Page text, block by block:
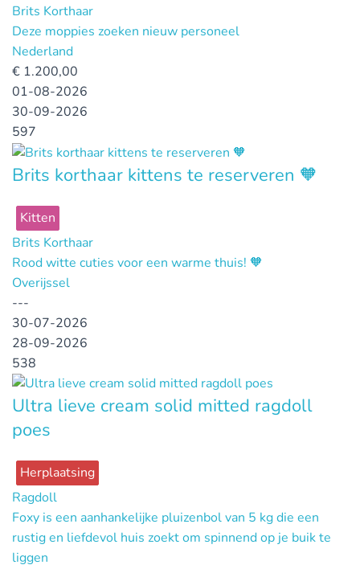
Brits Korthaar
Deze moppies zoeken nieuw personeel
Nederland
€ 1.200,00
01-08-2026
30-09-2026
597
Brits korthaar kittens te reserveren 🧡
Kitten
Brits Korthaar
Rood witte cuties voor een warme thuis! 🧡
Overijssel
---
30-07-2026
28-09-2026
538
Ultra lieve cream solid mitted ragdoll
poes
Herplaatsing
Ragdoll
Foxy is een aanhankelijke pluizenbol van 5 kg die een
rustig en liefdevol huis zoekt om spinnend op je buik te
liggen